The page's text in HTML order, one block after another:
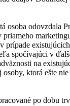
osoba odovzdala
priameho
prípade
spočívajúci v
na
osoby, ktorá ešte
po dobu